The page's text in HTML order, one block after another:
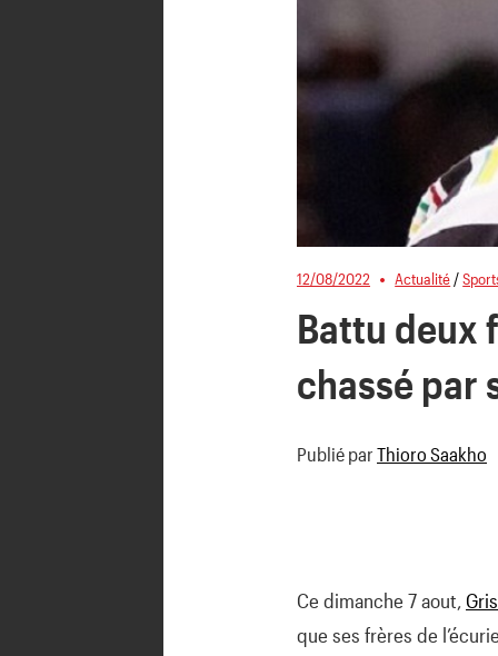
12/08/2022 Actualité /
Battu deux
chassé par
Publié par Thioro Saakho
Ce dimanche 7 aout,
que ses frères de